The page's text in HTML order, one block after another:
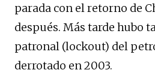
parada con el retorno de
después. Más tarde hubo
patronal (lockout) del
derrotado en 2003.